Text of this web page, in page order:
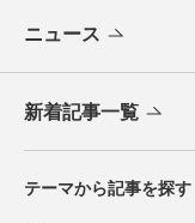
ニュース
新着記事一覧
テーマから記事を探す